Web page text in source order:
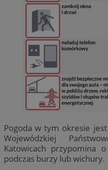
Pogoda w tym okresie
Wojewódzkiej
Katowicach przypomina
podczas burzy lub wichury.